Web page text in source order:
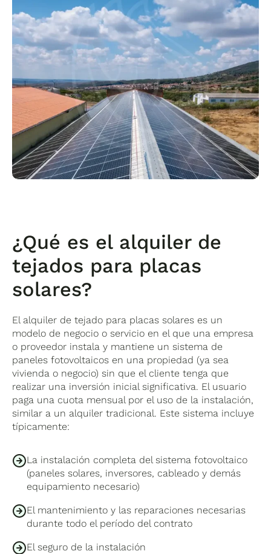
¿Qué es el alquiler de
tejados para placas
solares?
El alquiler de tejado para placas solares es un
modelo de negocio o servicio en el que una empresa
o proveedor instala y mantiene un sistema de
paneles fotovoltaicos en una propiedad (ya sea
vivienda o negocio) sin que el cliente tenga que
realizar una inversión inicial significativa. El usuario
paga una cuota mensual por el uso de la instalación,
similar a un alquiler tradicional. Este sistema incluye
típicamente:
La instalación completa del sistema fotovoltaico
(paneles solares, inversores, cableado y demás
equipamiento necesario)
El mantenimiento y las reparaciones necesarias
durante todo el período del contrato
El seguro de la instalación